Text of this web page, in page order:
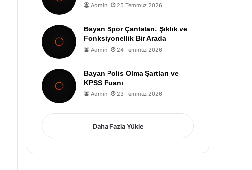
Admin 25 Temmuz 2026
Bayan Spor Çantaları: Şıklık ve
Fonksiyonellik Bir Arada
Admin 24 Temmuz 2026
Bayan Polis Olma Şartları ve
KPSS Puanı
Admin 23 Temmuz 2026
Daha Fazla Yükle